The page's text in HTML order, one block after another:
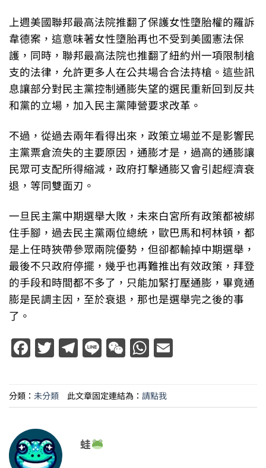
上週美國聯邦最高法院推翻了保護女性墮胎權的羅訴
韋德案，這意味著女性墮胎再也不受到美國憲法保
護，同時，聯邦最高法院也推翻了紐約州一項限制槍
支的法律，允許更多人在公共場合合法持槍。這些訊
息讓部分對民主黨控制通膨失望的選民重新回到反共
和黨的立場，加入民主黨陣營要求改革。
不過，從過去兩年看得出來，政策立場並不是影響民
主黨票倉流失的主要原因，通膨才是，過高的通膨讓
民眾可支配所得縮減，政府打擊通膨又會引起經濟衰
退，等同雙面刃。
一旦民主黨中期選舉大敗，未來白宮所有政策都被綁
住手腳，過去民主黨兩位總統，歐巴馬和柯林頓，都
是上任時狹帶參眾兩院優勢，但卻都輸掉中期選舉，
最後不只政府停擺，幾乎也再難推出有效政策，拜登
的手段和時間都不多了，只能加緊打壓通膨，畢竟通
膨是民調主因，至於衰退，那也是選舉完之後的事
了。
Facebook
Twitter
Telegram
LineWeChatWhatsApp
分類： 未分類 此文章固定連結為： 請點我
蛙